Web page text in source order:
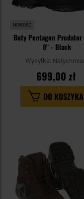
NOWOŚĆ
Buty Pentagon
8" - Black
Wysyłka:
699,00 zł
DO KOSZYKA